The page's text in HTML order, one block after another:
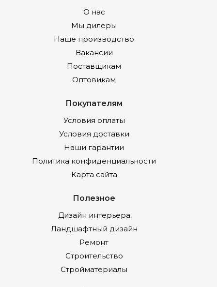
О нас
Мы дилеры
Наше производство
Вакансии
Поставщикам
Оптовикам
Покупателям
Условия оплаты
Условия доставки
Наши гарантии
Политика конфиденциальности
Карта сайта
Полезное
Дизайн интерьера
Ландшафтный дизайн
Ремонт
Строительство
Стройматериалы